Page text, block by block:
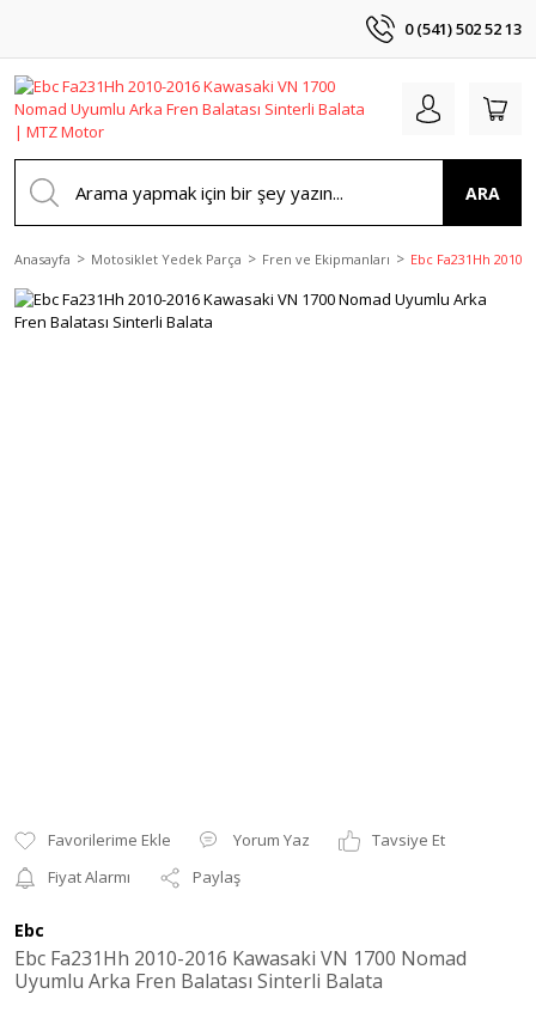
0 (541) 502 52 13
ARA
Anasayfa Motosiklet Yedek Parça Fren ve Ekipmanları Ebc Fa231Hh
Yorum Yaz
Tavsiye Et
Fiyat Alarmı
Paylaş
Ebc
Ebc Fa231Hh 2010-2016 Kawasaki VN 1700 Nomad
Uyumlu Arka Fren Balatası Sinterli Balata